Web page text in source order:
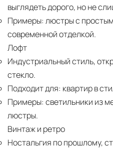
выглядеть дорого, но не
Примеры: люстры с
современной отделкой.
Лофт
Индустриальный стиль,
стекло.
Подходит для: квартир в
Примеры: светильники из
люстры.
Винтаж и ретро
Ностальгия по прошлому,